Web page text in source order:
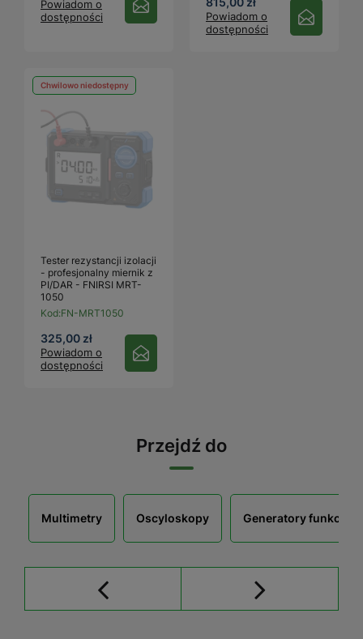
Powiadom o
dostępności
Powiadom o
dostępności
Chwilowo niedostępny
Tester rezystancji izolacji
- profesjonalny miernik z
PI/DAR - FNIRSI MRT-
1050
Kod:FN-MRT1050
325,00 zł
Powiadom o
dostępności
Przejdź do
Multimetry Oscyloskopy Generatory funkcyjne